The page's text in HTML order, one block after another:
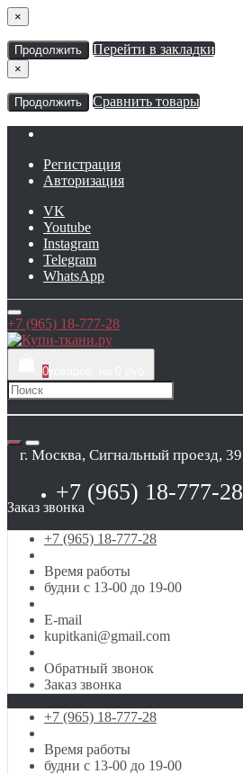
×
Продолжить Перейти в закладки
×
Продолжить Сравнить товары
Регистрация
Авторизация
VK
Youtube
Instagram
Telegram
WhatsApp
+7 (965) 18-777-28
0
г. Москва, Сигнальный проезд, 39
+7 (965) 18-777-28
Заказ звонка
+7 (965) 18-777-28
Время работы
будни с 13-00 до 19-00
E-mail
kupitkani@gmail.com
Обратный звонок
Заказ звонка
+7 (965) 18-777-28
Время работы
будни с 13-00 до 19-00